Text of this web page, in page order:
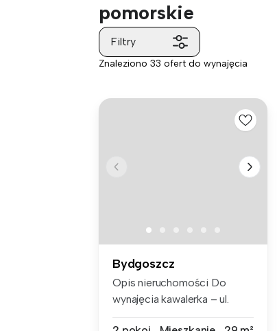
pomorskie
Filtry
Znaleziono 33 ofert do wynajęcia
Bydgoszcz
Opis nieruchomości Do
wynajęcia kawalerka – ul.